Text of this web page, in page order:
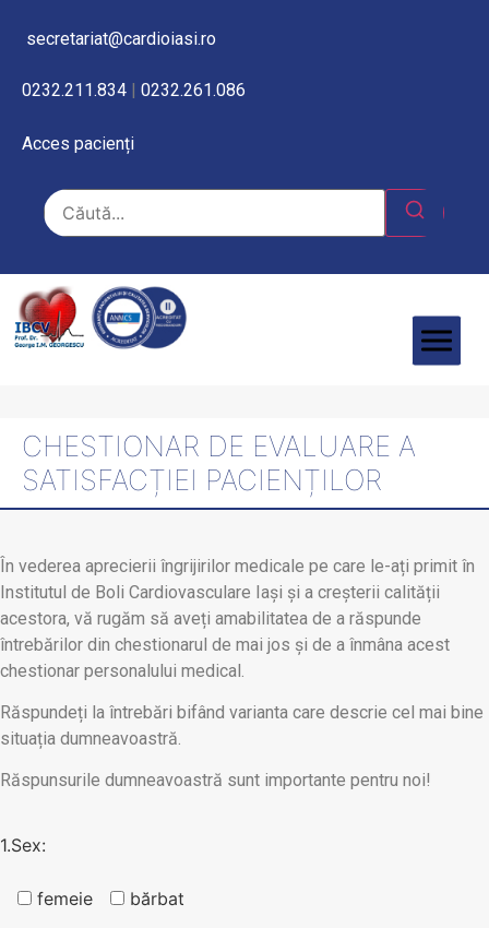
secretariat@cardioiasi.ro
0232.211.834 0232.261.086
Acces pacienți
CHESTIONAR DE EVALUARE A
SATISFACȚIEI PACIENȚILOR
În vederea aprecierii îngrijirilor medicale pe care le-ați primit în
Institutul de Boli Cardiovasculare Iași și a creșterii calității
acestora, vă rugăm să aveți amabilitatea de a răspunde
întrebărilor din chestionarul de mai jos și de a înmâna acest
chestionar personalului medical.
Răspundeți la întrebări bifând varianta care descrie cel mai bine
situația dumneavoastră.
Răspunsurile dumneavoastră sunt importante pentru noi!
1.Sex:
femeie bărbat